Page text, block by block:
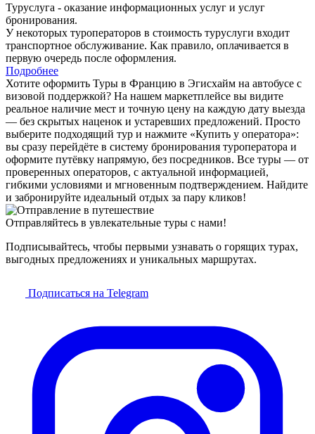
Туруслуга - оказание информационных услуг и услуг
бронирования.
У некоторых туроператоров в стоимость туруслуги входит
транспортное обслуживание. Как правило, оплачивается в
первую очередь после оформления.
Подробнее
Хотите оформить Туры в Францию в Эгисхайм на автобусе с
визовой поддержкой? На нашем маркетплейсе вы видите
реальное наличие мест и точную цену на каждую дату выезда
— без скрытых наценок и устаревших предложений. Просто
выберите подходящий тур и нажмите «Купить у оператора»:
вы сразу перейдёте в систему бронирования туроператора и
оформите путёвку напрямую, без посредников. Все туры — от
проверенных операторов, с актуальной информацией,
гибкими условиями и мгновенным подтверждением. Найдите
и забронируйте идеальный отдых за пару кликов!
Отправляйтесь в увлекательные туры с нами!
Подписывайтесь, чтобы первыми узнавать о горящих турах,
выгодных предложениях и уникальных маршрутах.
Подписаться на Telegram